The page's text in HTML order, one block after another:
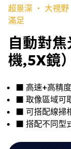
超景深 ‧ 大視
滿足
自動對
機,5X鏡）
■ 高速+高精
■ 取像區域可
■ 可搭配線掃
■ 搭配不同型